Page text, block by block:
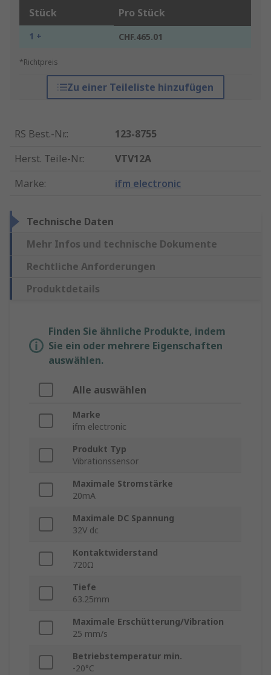
Stück Pro Stück
1 + CHF.465.01
*Richtpreis
Zu einer Teileliste hinzufügen
RS Best.-Nr.:
123-8755
Herst. Teile-Nr.:
VTV12A
Marke: ifm electronic
Technische Daten
Mehr Infos und technische Dokumente
Rechtliche Anforderungen
Produktdetails
Finden Sie ähnliche Produkte, indem
Sie ein oder mehrere Eigenschaften
auswählen.
Alle auswählen
Marke
ifm electronic
Produkt Typ
Vibrationssensor
Maximale Stromstärke
20mA
Maximale DC Spannung
32V dc
Kontaktwiderstand
720Ω
Tiefe
63.25mm
Maximale Erschütterung/Vibration
25 mm/s
Betriebstemperatur min.
-20°C